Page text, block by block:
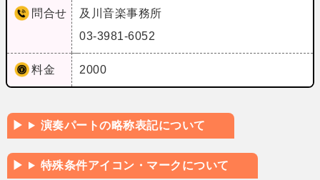
問合せ
及川音楽事務所
03-3981-6052
料金 2000
演奏パートの略称表記について
特殊条件アイコン・マークについて